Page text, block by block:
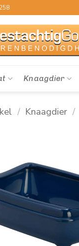
Knaagdier
/ Knaagdier /